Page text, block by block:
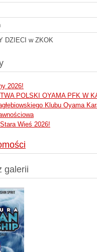
DZIECI w ZKOK
2026!
POLSKI OYAMA PFK W
Klubu Oyama
Wieś 2026!
galerii